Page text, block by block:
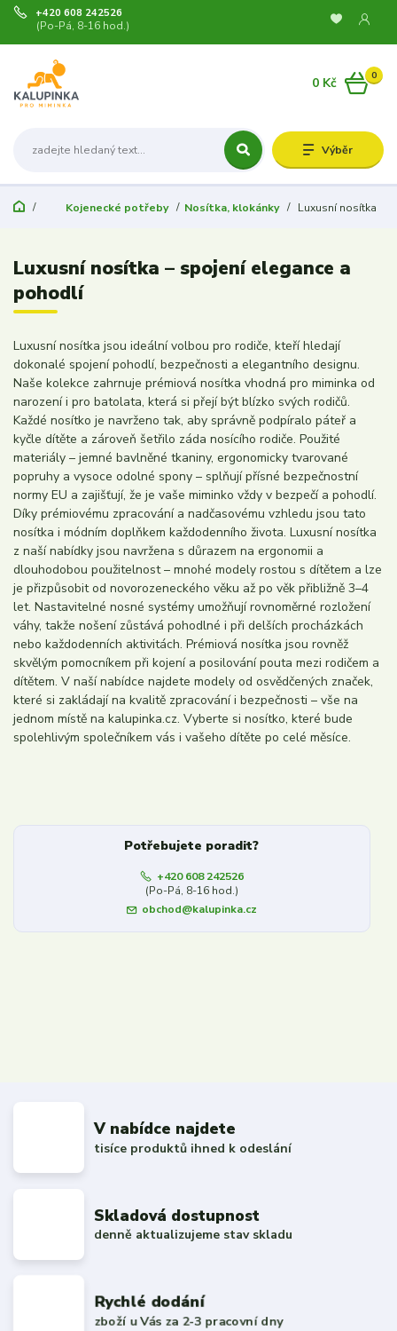
Výběr
+420 608 242526
(Po-Pá, 8-16 hod.)
0
0 Kč
Kojenecké potřeby Nosítka, klokánky Luxusní nosítka
Luxusní nosítka – spojení elegance a
pohodlí
Luxusní nosítka jsou ideální volbou pro rodiče, kteří hledají
dokonalé spojení pohodlí, bezpečnosti a elegantního designu.
Naše kolekce zahrnuje prémiová nosítka vhodná pro miminka od
narození i pro batolata, která si přejí být blízko svých rodičů.
Každé nosítko je navrženo tak, aby správně podpíralo páteř a
kyčle dítěte a zároveň šetřilo záda nosícího rodiče. Použité
materiály – jemné bavlněné tkaniny, ergonomicky tvarované
popruhy a vysoce odolné spony – splňují přísné bezpečnostní
normy EU a zajišťují, že je vaše miminko vždy v bezpečí a pohodlí.
Díky prémiovému zpracování a nadčasovému vzhledu jsou tato
nosítka i módním doplňkem každodenního života. Luxusní nosítka
z naší nabídky jsou navržena s důrazem na ergonomii a
dlouhodobou použitelnost – mnohé modely rostou s dítětem a lze
je přizpůsobit od novorozeneckého věku až po věk přibližně 3–4
let. Nastavitelné nosné systémy umožňují rovnoměrné rozložení
váhy, takže nošení zůstává pohodlné i při delších procházkách
nebo každodenních aktivitách. Prémiová nosítka jsou rovněž
skvělým pomocníkem při kojení a posilování pouta mezi rodičem a
dítětem. V naší nabídce najdete modely od osvědčených značek,
které si zakládají na kvalitě zpracování i bezpečnosti – vše na
jednom místě na kalupinka.cz. Vyberte si nosítko, které bude
spolehlivým společníkem vás i vašeho dítěte po celé měsíce.
Potřebujete poradit?
+420 608 242526
(Po-Pá, 8-16 hod.)
obchod@kalupinka.cz
V nabídce najdete
tisíce produktů ihned k odeslání
Skladová dostupnost
denně aktualizujeme stav skladu
Rychlé dodání
zboží u Vás za 2-3 pracovní dny